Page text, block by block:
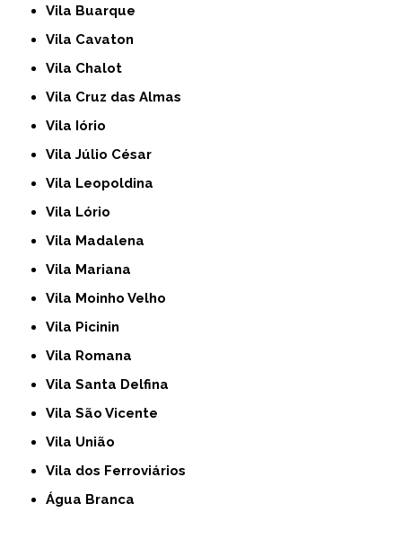
Vila Buarque
Vila Cavaton
Vila Chalot
Vila Cruz das Almas
Vila Iório
Vila Júlio César
Vila Leopoldina
Vila Lório
Vila Madalena
Vila Mariana
Vila Moinho Velho
Vila Picinin
Vila Romana
Vila Santa Delfina
Vila São Vicente
Vila União
Vila dos Ferroviários
Água Branca